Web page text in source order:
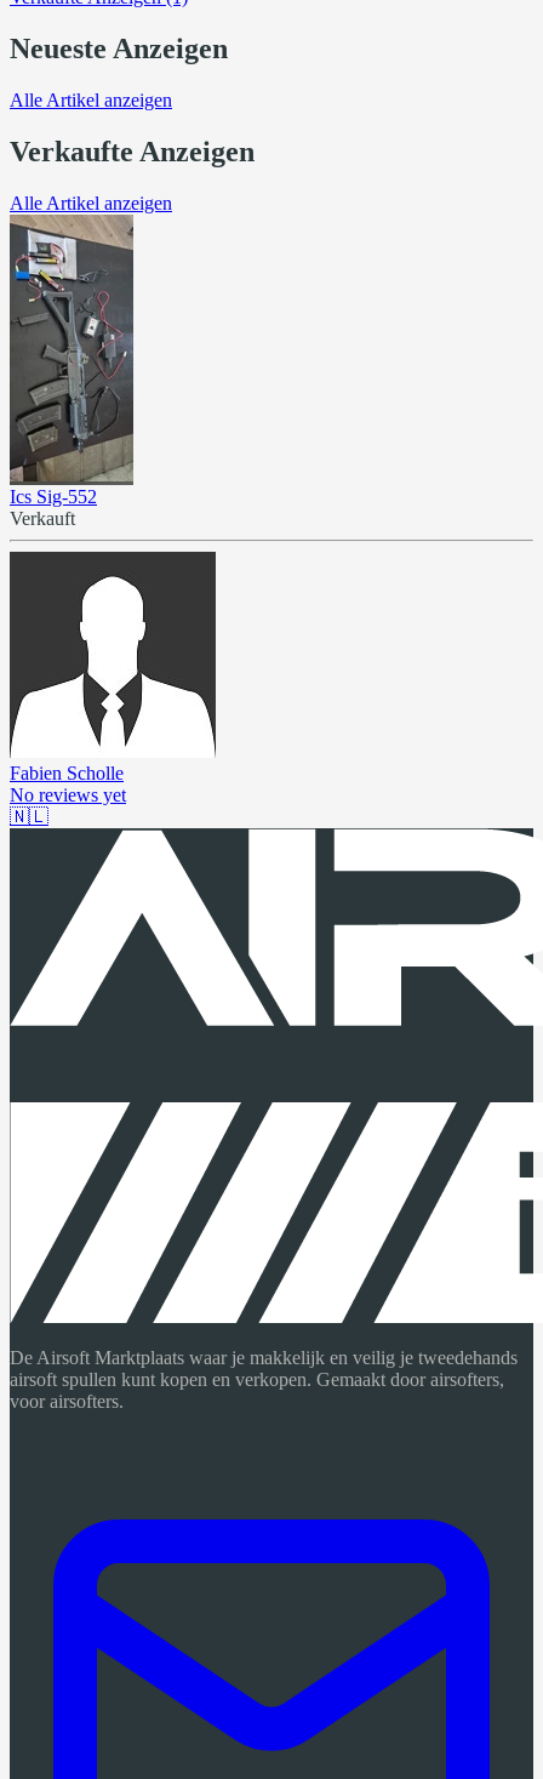
Neueste Anzeigen
Alle Artikel anzeigen
Verkaufte Anzeigen
Alle Artikel anzeigen
Ics Sig-552
Verkauft
Fabien Scholle
No reviews yet
🇳🇱
De Airsoft Marktplaats waar je makkelijk en veilig je tweedehands
airsoft spullen kunt kopen en verkopen. Gemaakt door airsofters,
voor airsofters.